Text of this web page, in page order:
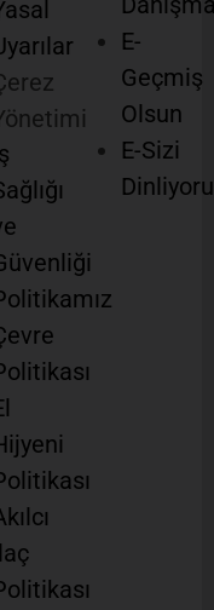
E-
Geçmiş
Olsun
E-Sizi